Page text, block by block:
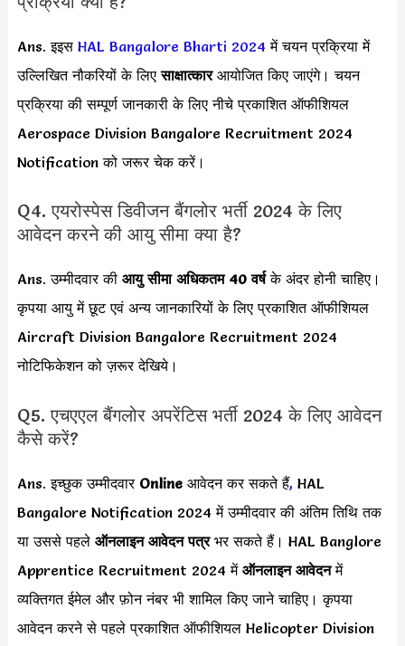
Ans. इइस HAL Bangalore Bharti 2024में चयन प्रक्रिया में
उल्लिखित नौकरियों के लिएसाक्षात्कारआयोजित किए जाएंगे। चयन
प्रक्रिया की सम्पूर्ण जानकारी के लिए नीचे प्रकाशित ऑफीशियल
Aerospace Division Bangalore Recruitment 2024
Notification को जरूर चेक करें।
Q4. एयरोस्पेस डिवीजन बैंगलोर भर्ती 2024 के लिए
आवेदन करने की आयु सीमा क्या है?
Ans. उम्मीदवार की आयु सीमा अधिकतम 40 वर्षके अंदर होनी चाहिए।
कृपया आयु में छूट एवं अन्य जानकारियों के लिए प्रकाशित ऑफीशियल
Aircraft Division Bangalore Recruitment 2024
नोटिफिकेशन को ज़रूर देखिये।
Q5. एचएएल बैंगलोर अपरेंटिस भर्ती 2024 के लिए आवेदन
कैसे करें?
Ans. इच्छुक उम्मीदवार Online आवेदन कर सकते हैं, HAL
Bangalore Notification 2024 में उम्मीदवार की अंतिम तिथि तक
या उससे पहले ऑनलाइन आवेदन पत्रभर सकते हैं। HAL Banglore
Apprentice Recruitment 2024 में ऑनलाइन आवेदनमें
व्यक्तिगत ईमेल और फ़ोन नंबर भी शामिल किए जाने चाहिए। कृपया
आवेदन करने से पहले प्रकाशित ऑफीशियल Helicopter Division